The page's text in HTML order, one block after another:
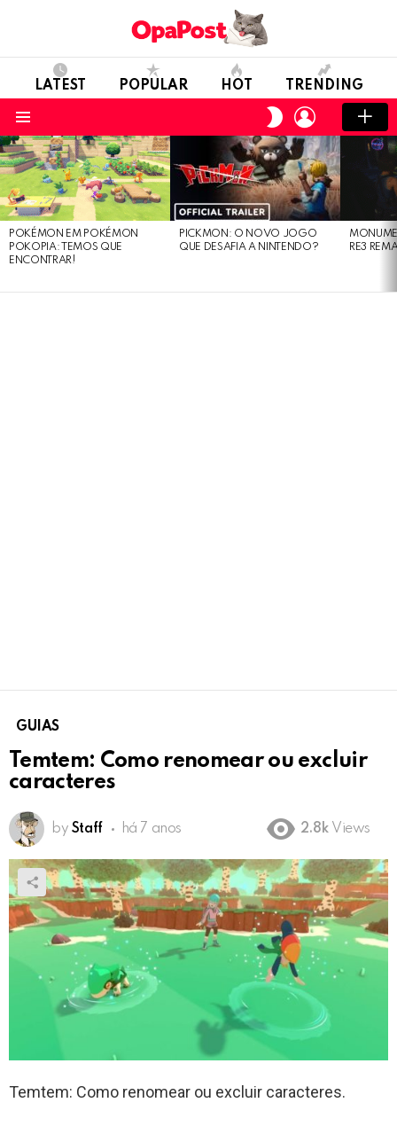
LATEST POPULAR HOT TRENDING
SWITCH
SKIN
LOGIN
LATEST
STORIES
POKÉMON EM POKÉMON
POKOPIA: TEMOS QUE
ENCONTRAR!
PICKMON: O NOVO JOGO
QUE DESAFIA A NINTENDO?
RE3
GUIAS
Temtem: Como renomear ou excluir
caracteres
by Staff há 7 anos 2.8k Views
Temtem: Como renomear ou excluir caracteres.